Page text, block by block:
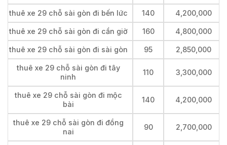
thuê xe 29 chỗ sài gòn đi bến lức 140 4,200,000
thuê xe 29 chỗ sài gòn đi cần giờ 160 4,800,000
thuê xe 29 chỗ sài gòn đi sài gòn 95 2,850,000
thuê xe 29 chỗ sài gòn đi tây
ninh
110 3,300,000
thuê xe 29 chỗ sài gòn đi mộc
bài
140 4,200,000
thuê xe 29 chỗ sài gòn đi đồng
nai
90 2,700,000